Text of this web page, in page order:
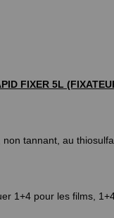
FIXER 5L
tannant, au
1+4 pour les films,